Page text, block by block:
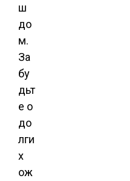
ш
до
м.
За
бу
дьт
е о
до
лги
х
ож